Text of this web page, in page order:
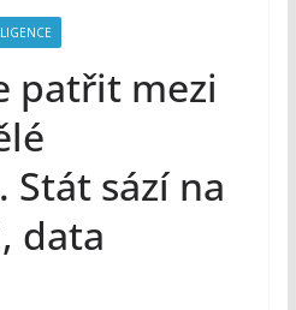
patřit mezi
sází na
data